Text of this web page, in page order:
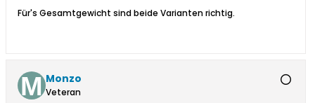
Für's Gesamtgewicht sind beide Varianten richtig.
Monzo
Veteran